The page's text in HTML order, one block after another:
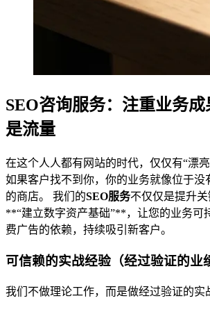
SEO咨询服务：注重业务
是流量
在这个人人都有网站的时代，仅仅有“漂亮
如果客户找不到你，你的业务就像位于没
的商店。 我们的SEO服务不仅仅是提升
**“建立数字资产基础”**，让您的业务可
费广告的依赖，持续吸引新客户。
可信赖的实战经验（经过验证的业
我们不做理论工作，而是做经过验证的实